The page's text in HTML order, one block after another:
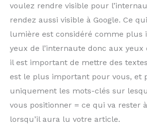
voulez rendre visible pour
rendez aussi visible à Google. Ce
lumière est considéré comme plus
yeux de l’internaute donc aux yeux
il est important de mettre des
est le plus important pour vous, et
uniquement les mots-clés sur
vous positionner = ce qui va rester
lorsqu’il aura lu votre article.